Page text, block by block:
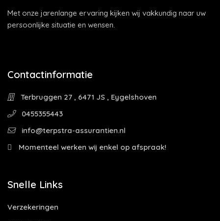
Met onze jarenlange ervaring kijken wij vakkundig naar uw
persoonlijke situatie en wensen.
Contactinformatie
Terbruggen 27 , 6471 JS , Eygelshoven
0455355443
info@terpstra-assurantien.nl
Momenteel werken wij enkel op afspraak!
Snelle Links
Verzekeringen